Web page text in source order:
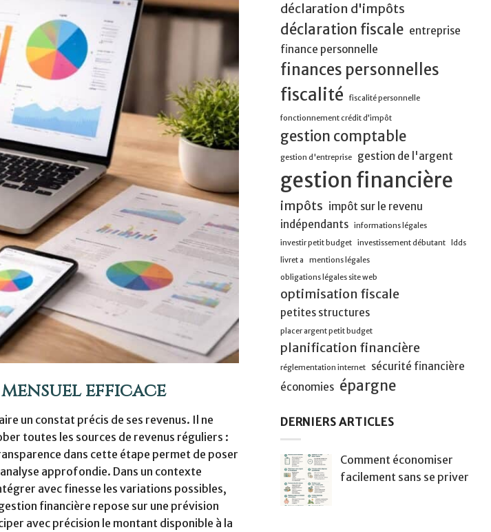
efficace
un constat précis de ses revenus. Il ne
toutes les sources de revenus réguliers :
dans cette étape permet de poser
approfondie. Dans un contexte
avec finesse les variations possibles,
financière repose sur une prévision
avec précision le montant disponible à la
déclaration d'impôts
déclaration fiscale entreprise
finance personnelle
finances personnelles
fiscalité fiscalité personnelle
fonctionnement crédit d’impôt
gestion comptable
gestion d'entreprise gestion de l'argent
gestion financière
impôts impôt sur le revenu
indépendants
informations légales
investir petit budget
investissement débutant
ldds
livret a
mentions légales
obligations légales site web
optimisation fiscale
petites structures
placer argent petit budget
planification financière
réglementation internet
sécurité financière
économies épargne
DERNIERS ARTICLES
Comment économiser
facilement sans se priver